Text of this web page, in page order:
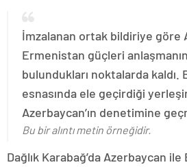
İmzalanan ortak bildiriye göre
Ermenistan güçleri
bulundukları noktalarda kaldı.
esnasında ele geçirdiği
Azerbaycan’ın denetimine
Bu bir alıntı metin örneğidir.
Dağlık Karabağ’da Azerbaycan